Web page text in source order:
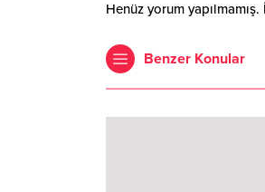
Henüz yorum
Benzer Konular